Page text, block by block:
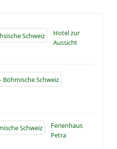
Hotel zur
Aussicht
Ferienhaus
Petra